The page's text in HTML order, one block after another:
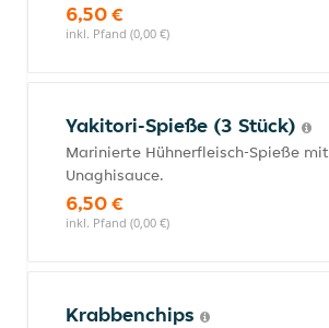
6,50 €
inkl. Pfand (0,00 €)
Yakitori-Spieße (3 Stück)
Marinierte Hühnerfleisch-Spieße mit
Unaghisauce.
6,50 €
inkl. Pfand (0,00 €)
Krabbenchips